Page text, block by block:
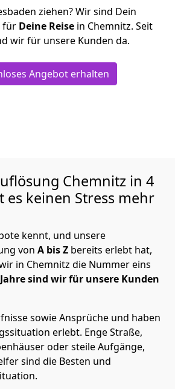
ziehen? Wir sind Dein
für Deine Reise in Chemnitz. Seit
wir für unsere Kunden da.
Angebot erhalten
Chemnitz in 4
es keinen Stress mehr
kennt, und unsere
von A bis Z bereits erlebt hat,
in Chemnitz die Nummer eins
Jahre sind wir für unsere Kunden
sowie Ansprüche und haben
erlebt. Enge Straße,
oder steile Aufgänge,
sind die Besten und